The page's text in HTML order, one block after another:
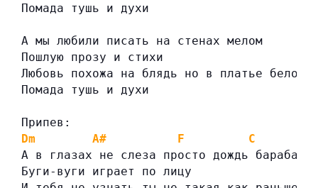
Помада тушь и духи
А мы любили писать на стенах мелом
Пошлую прозу и стихи
Любовь похожа на блядь но в платье белом
Помада тушь и духи
Припев:
Dm
A# F
C
А в глазах не слеза просто дождь
Буги-вуги играет по лицу